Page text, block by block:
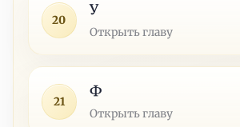
20
У
Открыть главу
21
Ф
Открыть главу